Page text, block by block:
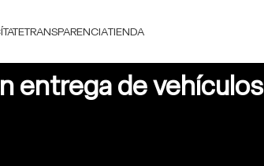
TRANSPARENCIATIENDA
entrega de vehículos